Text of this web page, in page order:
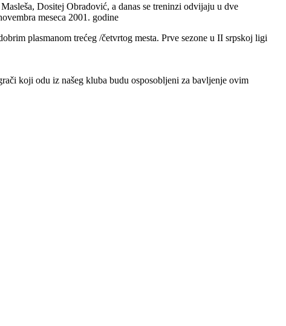
Dositej Obradović, a danas se treninzi odvijaju u dve
meseca 2001. godine
plasmanom trećeg /četvrtog mesta. Prve sezone u II srpskoj ligi
koji odu iz našeg kluba budu osposobljeni za bavljenje ovim